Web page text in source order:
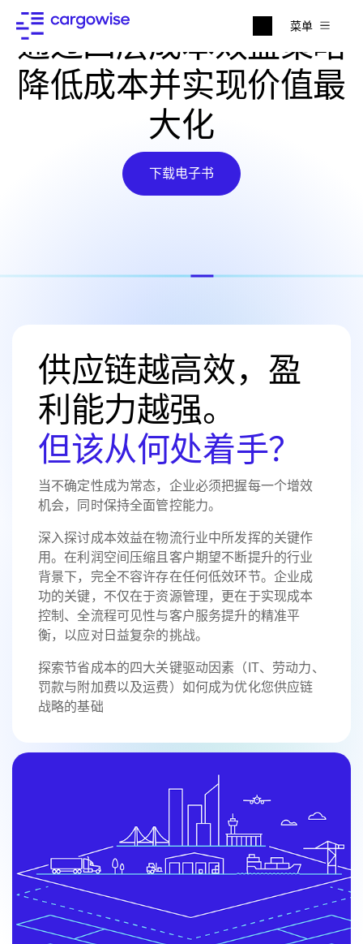
菜单
通过四层成本效益策略
降低成本并实现价值最
大化
下载电子书
供应链越高效，盈
利能力越强。
但该从何处着手？
当不确定性成为常态，企业必须把握每一个增效
机会，同时保持全面管控能力。
深入探讨成本效益在物流行业中所发挥的关键作
用。在利润空间压缩且客户期望不断提升的行业
背景下，完全不容许存在任何低效环节。企业成
功的关键，不仅在于资源管理，更在于实现成本
控制、全流程可见性与客户服务提升的精准平
衡，以应对日益复杂的挑战。
探索节省成本的四大关键驱动因素（IT、劳动力、
罚款与附加费以及运费）如何成为优化您供应链
战略的基础